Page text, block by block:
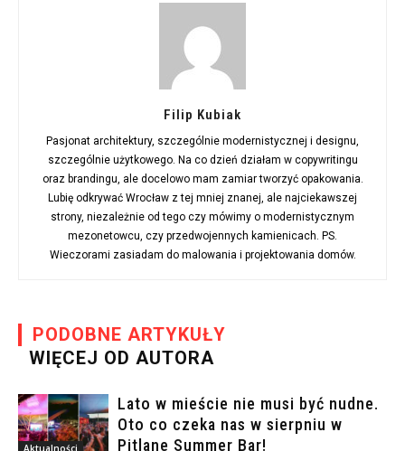
Filip Kubiak
Pasjonat architektury, szczególnie modernistycznej i designu,
szczególnie użytkowego. Na co dzień działam w copywritingu
oraz brandingu, ale docelowo mam zamiar tworzyć opakowania.
Lubię odkrywać Wrocław z tej mniej znanej, ale najciekawszej
strony, niezależnie od tego czy mówimy o modernistycznym
mezonetowcu, czy przedwojennych kamienicach. PS.
Wieczorami zasiadam do malowania i projektowania domów.
PODOBNE ARTYKUŁY
WIĘCEJ OD AUTORA
Aktualności
Lato w mieście nie musi być nudne.
Oto co czeka nas w sierpniu w
Pitlane Summer Bar!